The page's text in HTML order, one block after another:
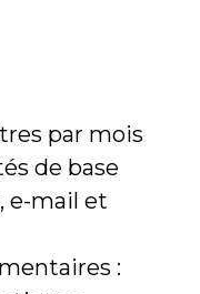
par mois
de base
e-mail et
: